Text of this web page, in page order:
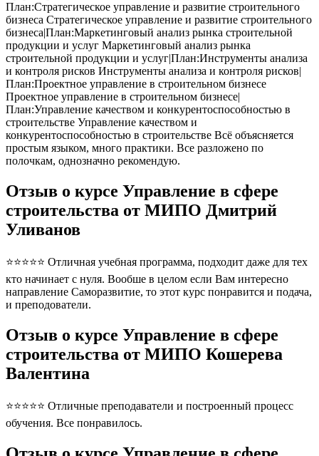
План:Стратегическое управление и развитие строительного
бизнеса Стратегическое управление и развитие строительного
бизнеса|План:Маркетинговый анализ рынка строительной
продукции и услуг Маркетинговый анализ рынка
строительной продукции и услуг|План:Инструменты анализа
и контроля рисков Инструменты анализа и контроля рисков|
План:Проектное управление в строительном бизнесе
Проектное управление в строительном бизнесе|
План:Управление качеством и конкурентоспособностью в
строительстве Управление качеством и
конкурентоспособностью в строительстве Всё объясняется
простым языком, много практики. Все разложено по
полочкам, однозначно рекомендую.
Отзыв о курсе Управление в сфере
строительства от МИПО Дмитрий
Уливанов
⭐⭐⭐⭐⭐ Отличная учебная программа, подходит даже для тех
кто начинает с нуля. Вообше в целом если Вам интересно
направление Саморазвитие, то этот курс понравится и подача,
и преподователи.
Отзыв о курсе Управление в сфере
строительства от МИПО Кошерева
Валентина
⭐⭐⭐⭐⭐ Отличные преподаватели и построенный процесс
обучения. Все понравилось.